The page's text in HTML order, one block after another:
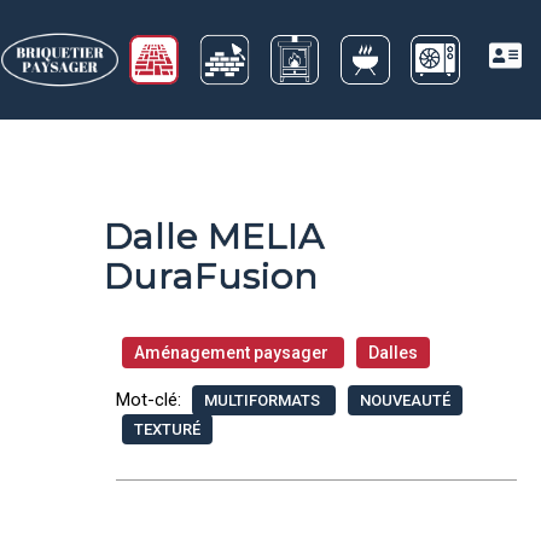
Dalle MELIA
DuraFusion
Aménagement paysager Dalles
Mot-clé: MULTIFORMATS
NOUVEAUTÉ
TEXTURÉ